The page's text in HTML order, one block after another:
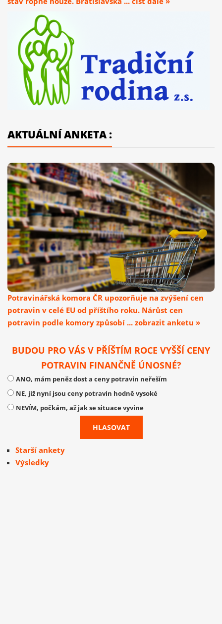
AKTUÁLNÍ ANKETA :
Potravinářská komora ČR upozorňuje na zvýšení cen
potravin v celé EU od příštího roku. Nárůst cen
potravin podle komory způsobí ... zobrazit anketu »
BUDOU PRO VÁS V PŘÍŠTÍM ROCE VYŠŠÍ CENY
POTRAVIN FINANČNĚ ÚNOSNÉ?
ANO, mám peněz dost a ceny potravin neřeším
NE, již nyní jsou ceny potravin hodně vysoké
NEVÍM, počkám, až jak se situace vyvine
Starší ankety
Výsledky